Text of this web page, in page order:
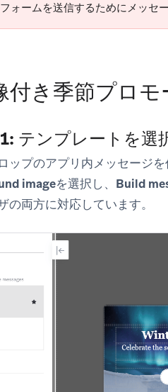
ォームを送信するためにメッセ
付き季節プロ
テンプレートを選
ップのアプリ内メッセージ
imageを選択し、 Build
の両方に対応しています。